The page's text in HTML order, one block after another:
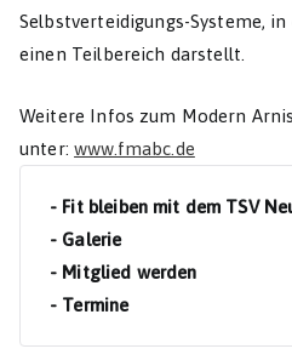
Selbstverteidigungs-Systeme,
einen Teilbereich darstellt.
Weitere Infos zum Modern
unter:www.fmabc.de
- Fit bleiben mit dem TSV
- Galerie
- Mitglied werden
- Termine